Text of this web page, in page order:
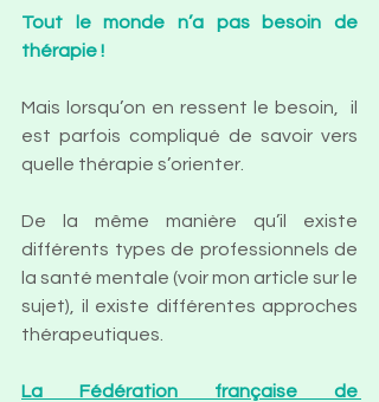
Tout le monde n’a pas besoin de
thérapie !
Mais lorsqu’on en ressent le besoin,  il
est parfois compliqué de savoir vers
quelle thérapie s’orienter.
De la même manière qu’il existe
différents types de professionnels de
la santé mentale (voir mon article sur le
sujet), il existe différentes approches
thérapeutiques.
La Fédération française de